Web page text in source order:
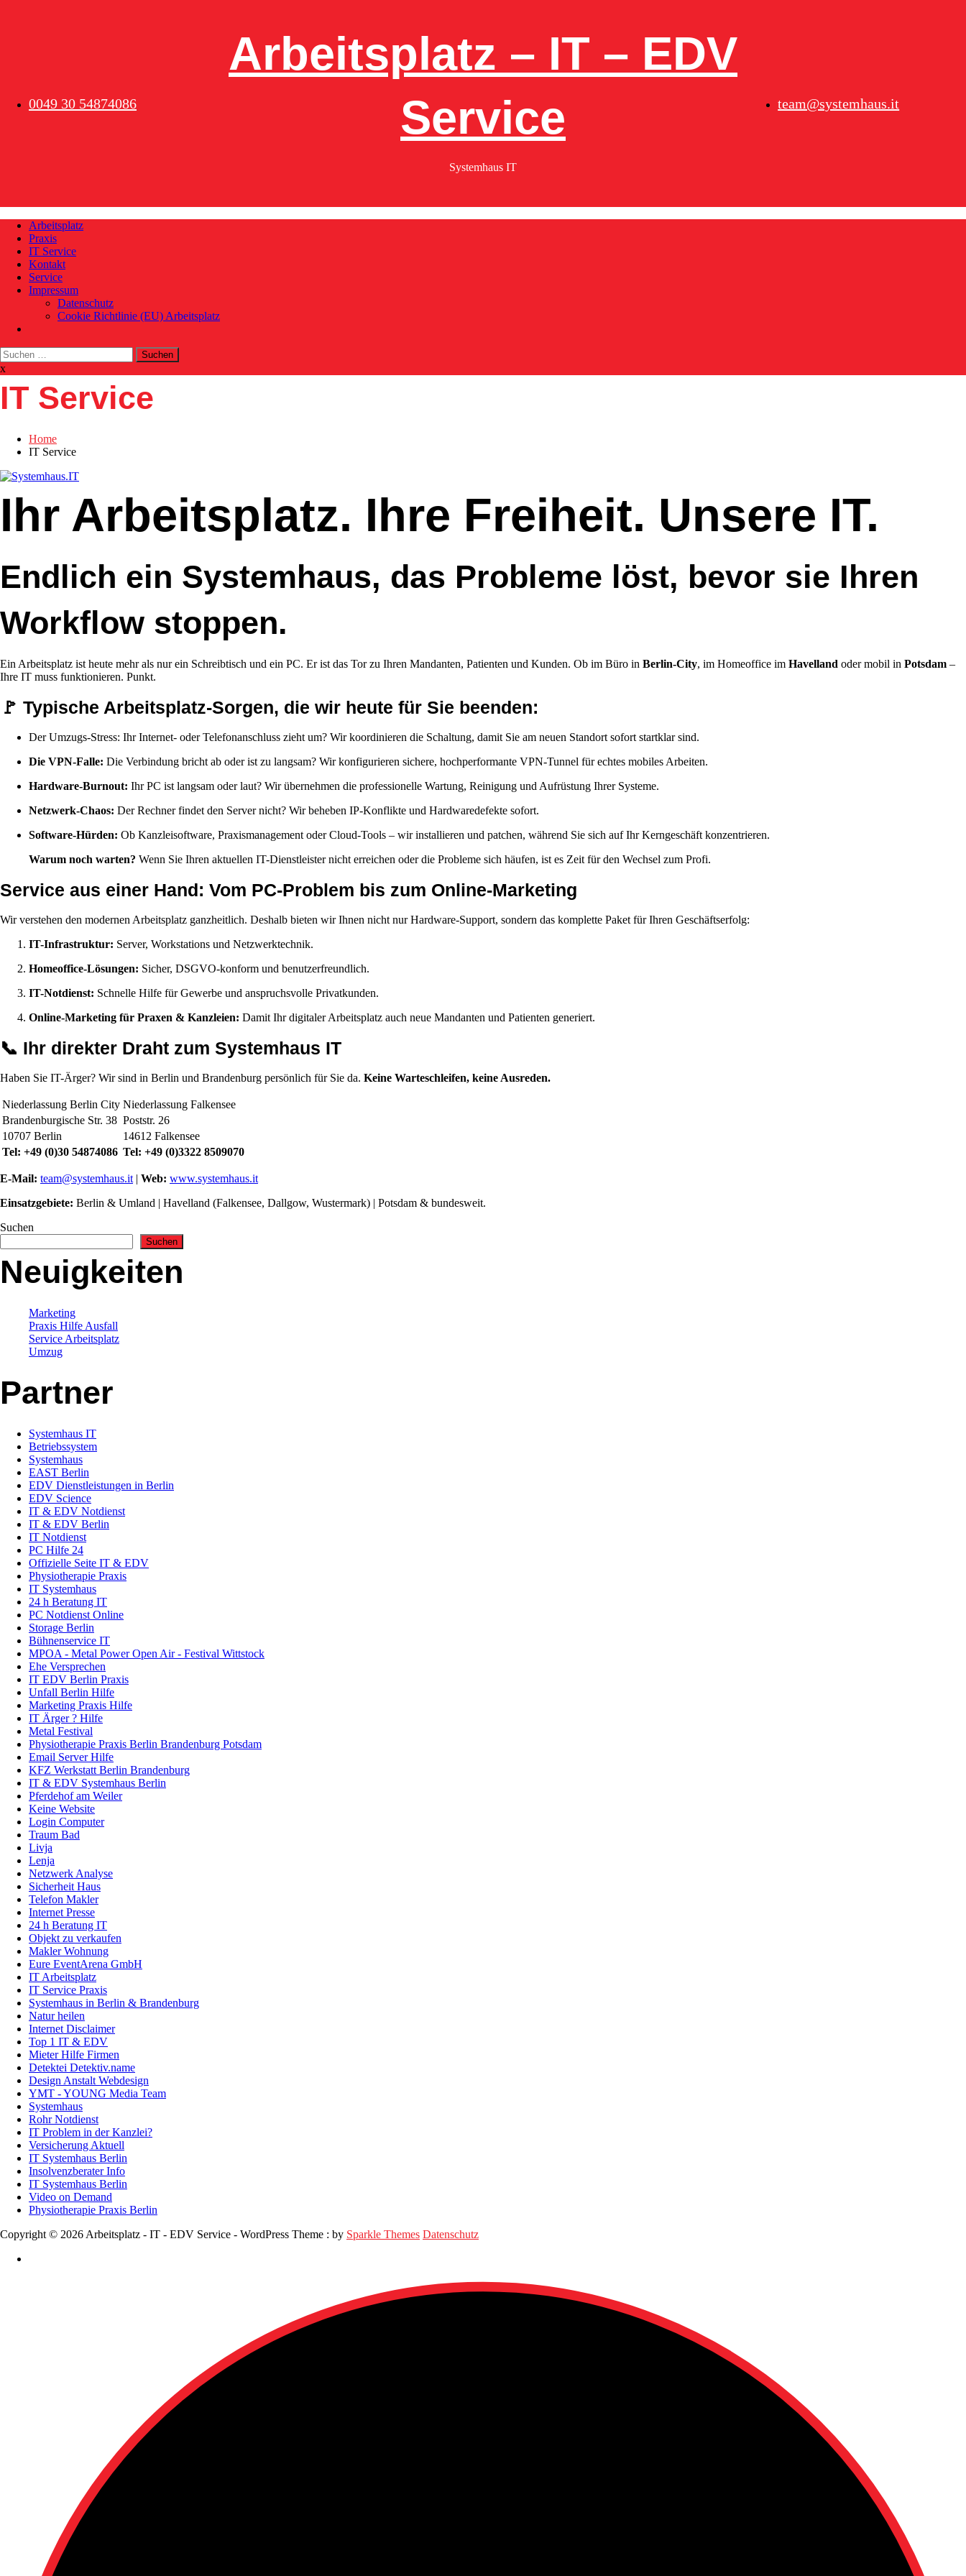
0049 30 54874086
Arbeitsplatz – IT – EDV
Service
Systemhaus IT
team@systemhaus.it
Arbeitsplatz
Praxis
IT Service
Kontakt
Service
Impressum
Datenschutz
Cookie Richtlinie (EU) Arbeitsplatz
Suchen
nach:
x
IT Service
Home
IT Service
Ihr Arbeitsplatz. Ihre Freiheit. Unsere IT.
Endlich ein Systemhaus, das Probleme löst, bevor sie Ihren
Workflow stoppen.
Ein Arbeitsplatz ist heute mehr als nur ein Schreibtisch und ein PC. Er ist das Tor zu Ihren Mandanten, Patienten und Kunden. Ob im Büro in Berlin-City, im Homeoffice im Havelland oder mobil in Potsdam –
Ihre IT muss funktionieren. Punkt.
🚩 Typische Arbeitsplatz-Sorgen, die wir heute für Sie beenden:
Der Umzugs-Stress: Ihr Internet- oder Telefonanschluss zieht um? Wir koordinieren die Schaltung, damit Sie am neuen Standort sofort startklar sind.
Die VPN-Falle: Die Verbindung bricht ab oder ist zu langsam? Wir konfigurieren sichere, hochperformante VPN-Tunnel für echtes mobiles Arbeiten.
Hardware-Burnout: Ihr PC ist langsam oder laut? Wir übernehmen die professionelle Wartung, Reinigung und Aufrüstung Ihrer Systeme.
Netzwerk-Chaos: Der Rechner findet den Server nicht? Wir beheben IP-Konflikte und Hardwaredefekte sofort.
Software-Hürden: Ob Kanzleisoftware, Praxismanagement oder Cloud-Tools – wir installieren und patchen, während Sie sich auf Ihr Kerngeschäft konzentrieren.
Warum noch warten? Wenn Sie Ihren aktuellen IT-Dienstleister nicht erreichen oder die Probleme sich häufen, ist es Zeit für den Wechsel zum Profi.
Service aus einer Hand: Vom PC-Problem bis zum Online-Marketing
Wir verstehen den modernen Arbeitsplatz ganzheitlich. Deshalb bieten wir Ihnen nicht nur Hardware-Support, sondern das komplette Paket für Ihren Geschäftserfolg:
IT-Infrastruktur: Server, Workstations und Netzwerktechnik.
Homeoffice-Lösungen: Sicher, DSGVO-konform und benutzerfreundlich.
IT-Notdienst: Schnelle Hilfe für Gewerbe und anspruchsvolle Privatkunden.
Online-Marketing für Praxen & Kanzleien: Damit Ihr digitaler Arbeitsplatz auch neue Mandanten und Patienten generiert.
📞 Ihr direkter Draht zum Systemhaus IT
Haben Sie IT-Ärger? Wir sind in Berlin und Brandenburg persönlich für Sie da. Keine Warteschleifen, keine Ausreden.
Niederlassung Berlin City Niederlassung Falkensee
Brandenburgische Str. 38 Poststr. 26
10707 Berlin
14612 Falkensee
Tel: +49 (0)30 54874086 Tel: +49 (0)3322 8509070
E-Mail: team@systemhaus.it | Web: www.systemhaus.it
Einsatzgebiete: Berlin & Umland | Havelland (Falkensee, Dallgow, Wustermark) | Potsdam & bundesweit.
Suchen
Suchen
Neuigkeiten
Marketing
Praxis Hilfe Ausfall
Service Arbeitsplatz
Umzug
Partner
Systemhaus IT
Betriebssystem
Systemhaus
EAST Berlin
EDV Dienstleistungen in Berlin
EDV Science
IT & EDV Notdienst
IT & EDV Berlin
IT Notdienst
PC Hilfe 24
Offizielle Seite IT & EDV
Physiotherapie Praxis
IT Systemhaus
24 h Beratung IT
PC Notdienst Online
Storage Berlin
Bühnenservice IT
MPOA - Metal Power Open Air - Festival Wittstock
Ehe Versprechen
IT EDV Berlin Praxis
Unfall Berlin Hilfe
Marketing Praxis Hilfe
IT Ärger ? Hilfe
Metal Festival
Physiotherapie Praxis Berlin Brandenburg Potsdam
Email Server Hilfe
KFZ Werkstatt Berlin Brandenburg
IT & EDV Systemhaus Berlin
Pferdehof am Weiler
Keine Website
Login Computer
Traum Bad
Livja
Lenja
Netzwerk Analyse
Sicherheit Haus
Telefon Makler
Internet Presse
24 h Beratung IT
Objekt zu verkaufen
Makler Wohnung
Eure EventArena GmbH
IT Arbeitsplatz
IT Service Praxis
Systemhaus in Berlin & Brandenburg
Natur heilen
Internet Disclaimer
Top 1 IT & EDV
Mieter Hilfe Firmen
Detektei Detektiv.name
Design Anstalt Webdesign
YMT - YOUNG Media Team
Systemhaus
Rohr Notdienst
IT Problem in der Kanzlei?
Versicherung Aktuell
IT Systemhaus Berlin
Insolvenzberater Info
IT Systemhaus Berlin
Video on Demand
Physiotherapie Praxis Berlin
Copyright © 2026 Arbeitsplatz - IT - EDV Service - WordPress Theme : by Sparkle Themes Datenschutz